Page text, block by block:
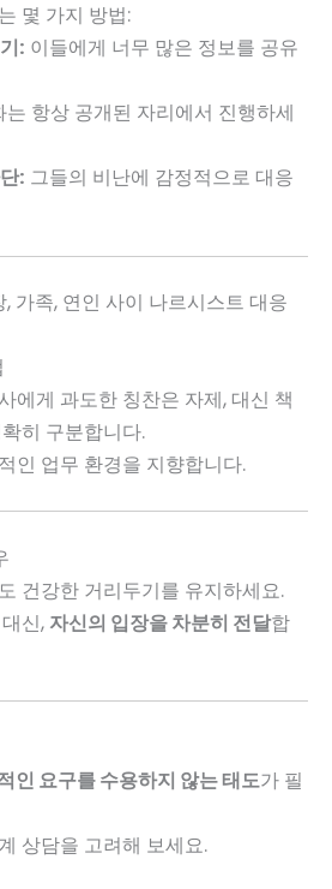
몇 가지 방법:
: 이들에게 너무 많은 정보를 공유
는 항상 공개된 자리에서 진행하세
: 그들의 비난에 감정적으로 대응
가족, 연인 사이 나르시스트 대응
에게 과도한 칭찬은 자제, 대신 책
히 구분합니다.
인 업무 환경을 지향합니다.
건강한 거리두기를 유지하세요.
신, 자신의 입장을 차분히 전달합
인 요구를 수용하지 않는 태도가 필
상담을 고려해 보세요.